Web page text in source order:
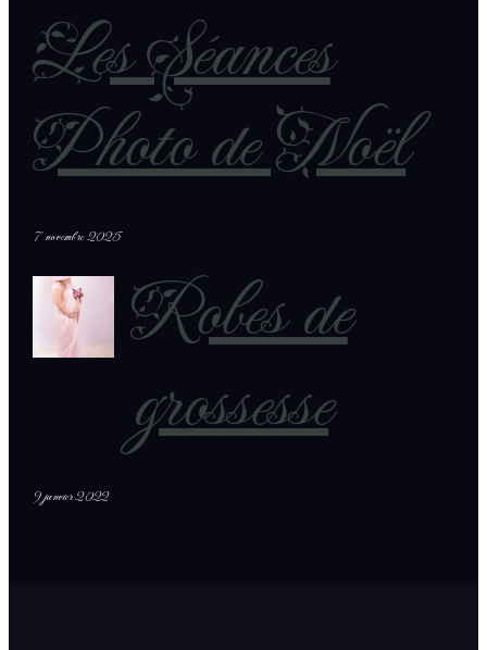
Les Séances
Photo de Noël
7 novembre 2025
Robes de
grossesse
9 janvier 2022